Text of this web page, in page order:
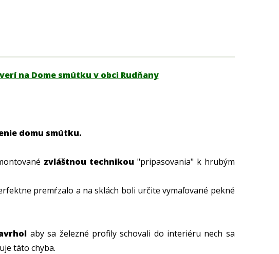
na Dome smútku v obci Rudňany
domu smútku.
zvláštnou technikou "pripasovania" k hrubým
premŕzalo a na sklách boli určite vymaľované pekné
aby sa železné profily schovali do interiéru nech sa
táto chyba.